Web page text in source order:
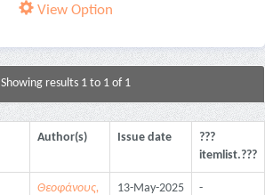
View Option
Showing results 1 to 1 of 1
Author(s) Issue date
???
itemlist.???
Θεοφάνους,
13-May-2025 -